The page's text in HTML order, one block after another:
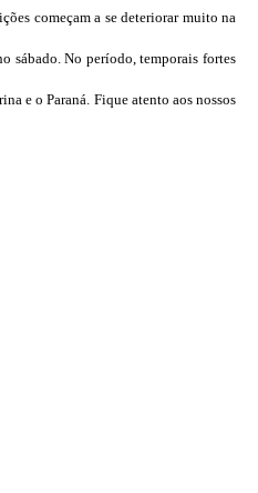
começam a se deteriorar muito na
sábado. No período, temporais fortes
e o Paraná. Fique atento aos nossos